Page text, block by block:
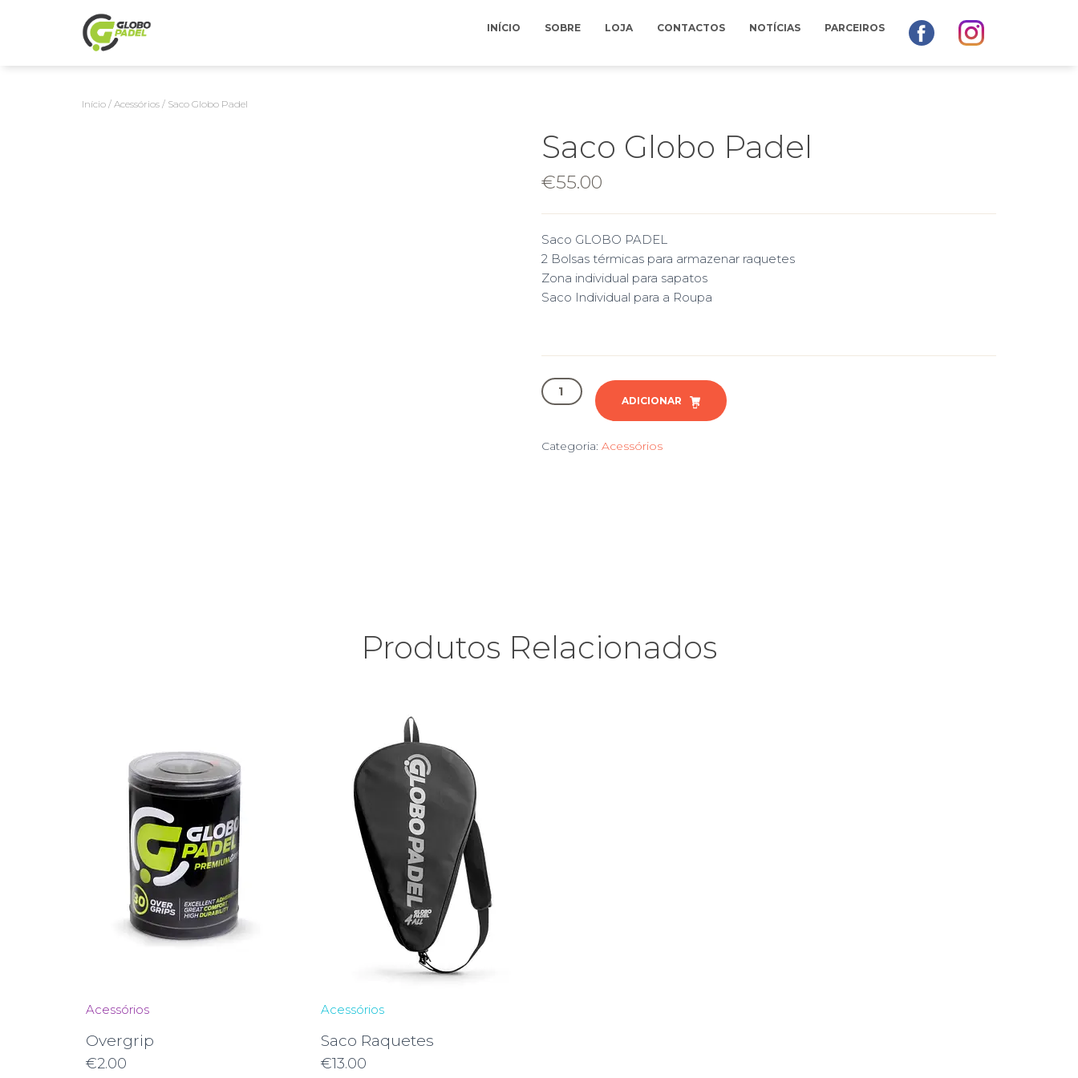
INÍCIO SOBRE LOJA CONTACTOS NOTÍCIAS PARCEIROS
Início / Acessórios / Saco Globo Padel
Saco Globo Padel
€55.00
Saco GLOBO PADEL
2 Bolsas térmicas para armazenar raquetes
Zona individual para sapatos
Saco Individual para a Roupa
Quantidade
de
Padel
ADICIONAR
Categoria: Acessórios
Produtos Relacionados
Acessórios
Overgrip
€2.00
Acessórios
Saco Raquetes
€13.00